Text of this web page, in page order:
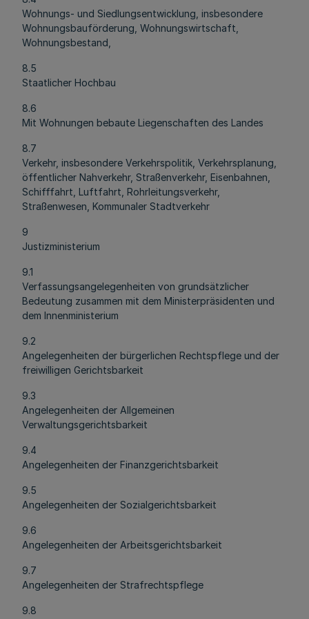
Wohnungs- und Siedlungsentwicklung, insbesondere
Wohnungsbauförderung, Wohnungswirtschaft,
Wohnungsbestand,
8.5
Staatlicher Hochbau
8.6
Mit Wohnungen bebaute Liegenschaften des Landes
8.7
Verkehr, insbesondere Verkehrspolitik, Verkehrsplanung,
öffentlicher Nahverkehr, Straßenverkehr, Eisenbahnen,
Schifffahrt, Luftfahrt, Rohrleitungsverkehr,
Straßenwesen, Kommunaler Stadtverkehr
9
Justizministerium
9.1
Verfassungsangelegenheiten von grundsätzlicher
Bedeutung zusammen mit dem Ministerpräsidenten und
dem Innenministerium
9.2
Angelegenheiten der bürgerlichen Rechtspflege und der
freiwilligen Gerichtsbarkeit
9.3
Angelegenheiten der Allgemeinen
Verwaltungsgerichtsbarkeit
9.4
Angelegenheiten der Finanzgerichtsbarkeit
9.5
Angelegenheiten der Sozialgerichtsbarkeit
9.6
Angelegenheiten der Arbeitsgerichtsbarkeit
9.7
Angelegenheiten der Strafrechtspflege
9.8